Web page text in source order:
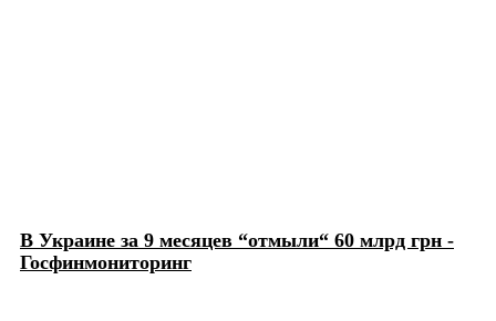
В Украине за 9 месяцев “отмыли“ 60 млрд грн -
Госфинмониторинг